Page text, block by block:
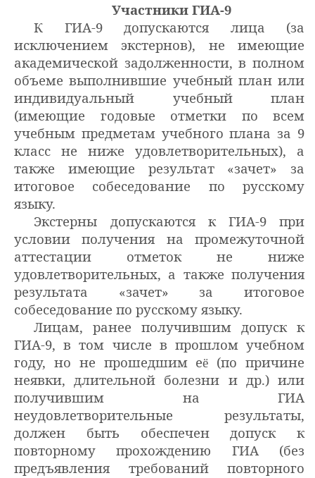
Участники ГИА-9
К ГИА-9 допускаются лица (за
исключением экстернов), не имеющие
академической задолженности, в полном
объеме выполнившие учебный план или
индивидуальный учебный план
(имеющие годовые отметки по всем
учебным предметам учебного плана за 9
класс не ниже удовлетворительных), а
также имеющие результат «зачет» за
итоговое собеседование по русскому
языку.
Экстерны допускаются к ГИА-9 при
условии получения на промежуточной
аттестации отметок не ниже
удовлетворительных, а также получения
результата «зачет» за итоговое
собеседование по русскому языку.
Лицам, ранее получившим допуск к
ГИА-9, в том числе в прошлом учебном
году, но не прошедшим её (по причине
неявки, длительной болезни и др.) или
получившим на ГИА
неудовлетворительные результаты,
должен быть обеспечен допуск к
повторному прохождению ГИА (без
предъявления требований повторного